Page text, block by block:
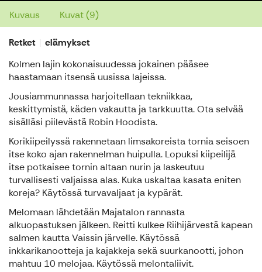
Kuvaus Kuvat (9)
Retket
elämykset
Kolmen lajin kokonaisuudessa jokainen pääsee
haastamaan itsensä uusissa lajeissa.
Jousiammunnassa harjoitellaan tekniikkaa,
keskittymistä, käden vakautta ja tarkkuutta. Ota selvää
sisälläsi piilevästä Robin Hoodista.
Korikiipeilyssä rakennetaan limsakoreista tornia seisoen
itse koko ajan rakennelman huipulla. Lopuksi kiipeilijä
itse potkaisee tornin altaan nurin ja laskeutuu
turvallisesti valjaissa alas. Kuka uskaltaa kasata eniten
koreja? Käytössä turvavaljaat ja kypärät.
Melomaan lähdetään Majatalon rannasta
alkuopastuksen jälkeen. Reitti kulkee Riihijärvestä kapean
salmen kautta Vaissin järvelle. Käytössä
inkkarikanootteja ja kajakkeja sekä suurkanootti, johon
mahtuu 10 melojaa. Käytössä melontaliivit.